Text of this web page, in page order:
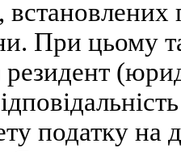
встановлених
При цьому
резидент
податку на